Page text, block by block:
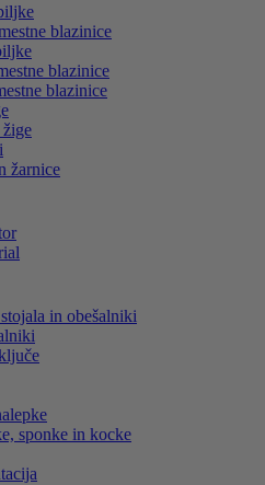
blazinice
blazinice
blazinice
žarnice
in obešalniki
sponke in kocke